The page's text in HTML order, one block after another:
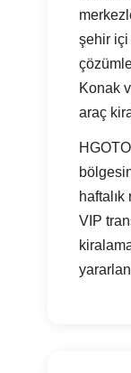
şehir
Konak
araç
VIP